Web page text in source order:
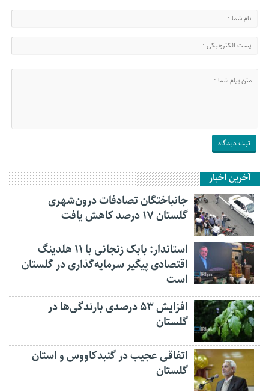
آخرین اخبار
جانباختگان تصادفات درون‌شهری
گلستان ۱۷ درصد کاهش یافت
استاندار: بابک زنجانی با ۱۱ هلدینگ
اقتصادی پیگیر سرمایه‌گذاری در گلستان
است
افزایش ۵۳ درصدی بارندگی‌ها در
گلستان
اتفاقی عجیب در‌ گنبدکاووس و استان
گلستان